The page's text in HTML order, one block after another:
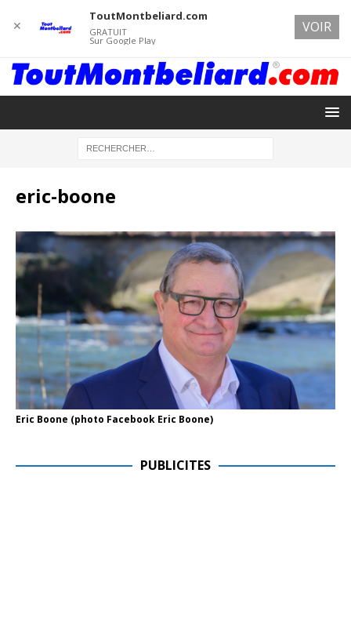
eric-boone
Eric Boone (photo Facebook Eric Boone)
PUBLICITES
✕
ToutMontbeliard.com
GRATUIT
Sur Google Play
VOIR